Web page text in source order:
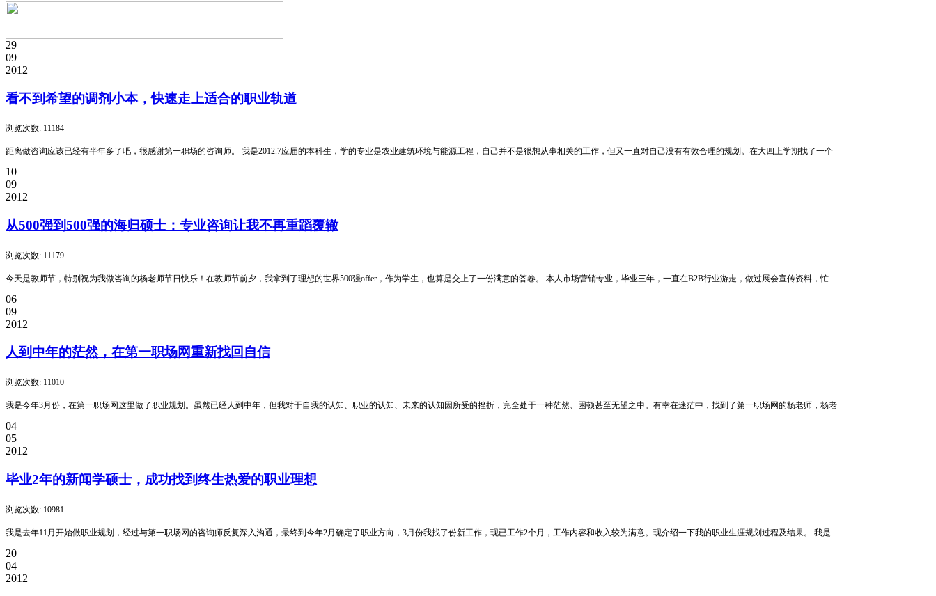
29
09
2012
看不到希望的调剂小本，快速走上适合的职业轨道
浏览次数: 11184
距离做咨询应该已经有半年多了吧，很感谢第一职场的咨询师。 我是2012.7应届的本科生，学的专业是农业建筑环境与能源工程，自己并不是很想从事相关的工作，但又一直对自己没有有效合理的规划。在大四上学期找了一个
10
09
2012
从500强到500强的海归硕士：专业咨询让我不再重蹈覆辙
浏览次数: 11179
今天是教师节，特别祝为我做咨询的杨老师节日快乐！在教师节前夕，我拿到了理想的世界500强offer，作为学生，也算是交上了一份满意的答卷。 本人市场营销专业，毕业三年，一直在B2B行业游走，做过展会宣传资料，忙
06
09
2012
人到中年的茫然，在第一职场网重新找回自信
浏览次数: 11010
我是今年3月份，在第一职场网这里做了职业规划。虽然已经人到中年，但我对于自我的认知、职业的认知、未来的认知因所受的挫折，完全处于一种茫然、困顿甚至无望之中。有幸在迷茫中，找到了第一职场网的杨老师，杨老
04
05
2012
毕业2年的新闻学硕士，成功找到终生热爱的职业理想
浏览次数: 10981
我是去年11月开始做职业规划，经过与第一职场网的咨询师反复深入沟通，最终到今年2月确定了职业方向，3月份我找了份新工作，现已工作2个月，工作内容和收入较为满意。现介绍一下我的职业生涯规划过程及结果。 我是
20
04
2012